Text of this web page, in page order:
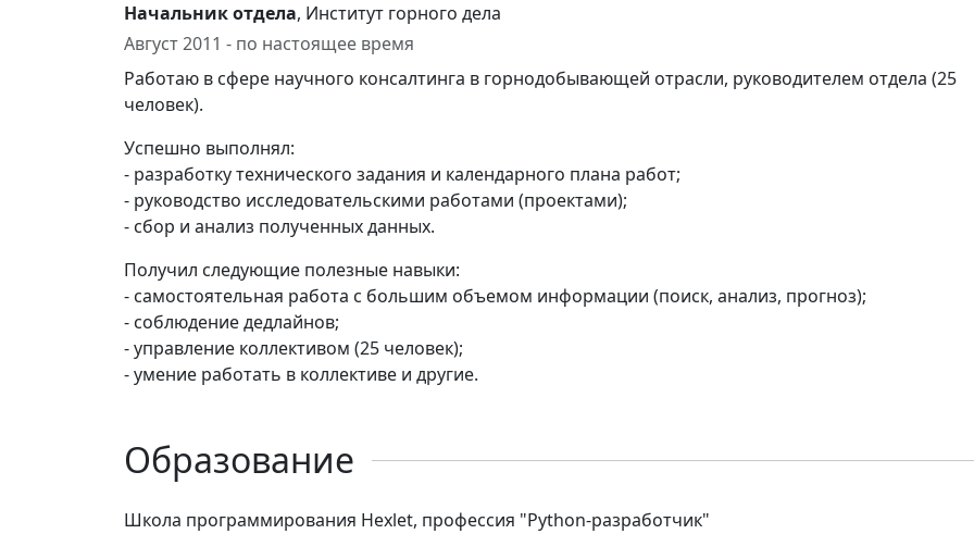
Начальник отдела, Институт горного дела
Август 2011 - по настоящее время
Работаю в сфере научного консалтинга в горнодобывающей отрасли, руководителем отдела (25
человек).
Успешно выполнял:
- разработку технического задания и календарного плана работ;
- руководство исследовательскими работами (проектами);
- сбор и анализ полученных данных.
Получил следующие полезные навыки:
- самостоятельная работа с большим объемом информации (поиск, анализ, прогноз);
- соблюдение дедлайнов;
- управление коллективом (25 человек);
- умение работать в коллективе и другие.
Образование
Школа программирования Hexlet, профессия "Python-разработчик"